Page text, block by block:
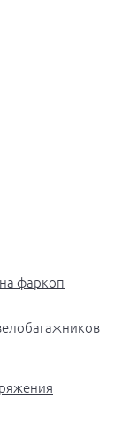
фаркоп